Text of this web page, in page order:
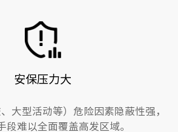
安保压力大
大型活动等）危险因素隐蔽性强，
段难以全面覆盖高发区域。